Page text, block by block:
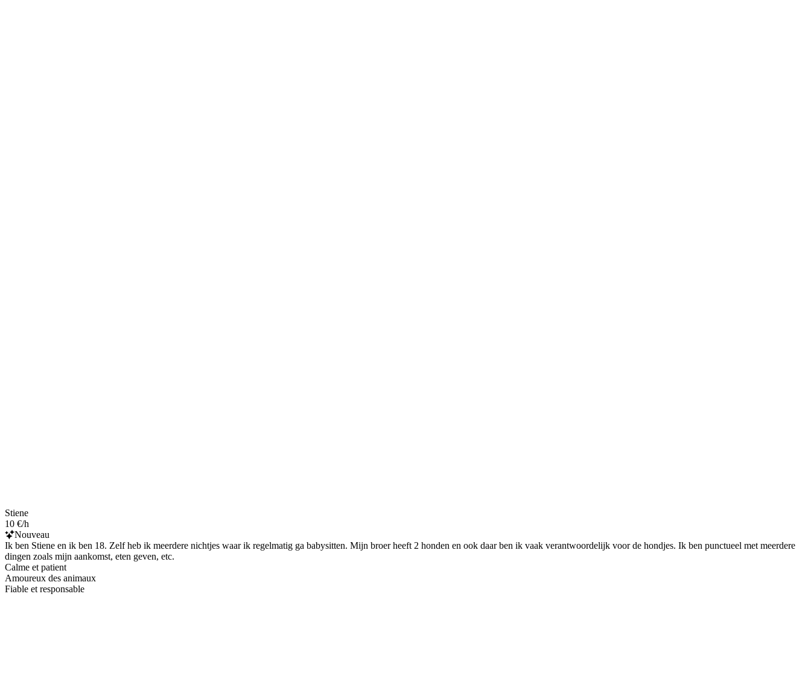
Stiene
10 €/h
Nouveau
Ik ben Stiene en ik ben 18. Zelf heb ik meerdere nichtjes waar ik regelmatig ga babysitten. Mijn broer heeft 2 honden en ook daar ben ik vaak verantwoordelijk voor de hondjes. Ik ben punctueel met meerdere
dingen zoals mijn aankomst, eten geven, etc.
Calme et patient
Amoureux des animaux
Fiable et responsable